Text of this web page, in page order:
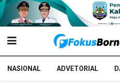
NASIONAL ADVETORIAL